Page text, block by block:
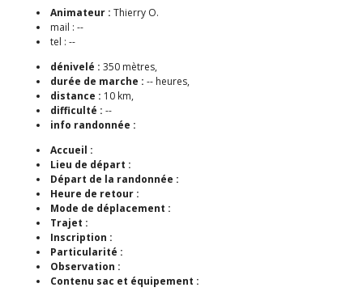
Télécharger ICS
Animateur : Thierry O.
mail : --
tel : --
dénivelé : 350 mètres,
durée de marche : -- heures,
distance : 10 km,
difficulté : --
info randonnée :
Accueil :
Lieu de départ :
Départ de la randonnée :
Heure de retour :
Mode de déplacement :
Trajet :
Inscription :
Particularité :
Observation :
Contenu sac et équipement :